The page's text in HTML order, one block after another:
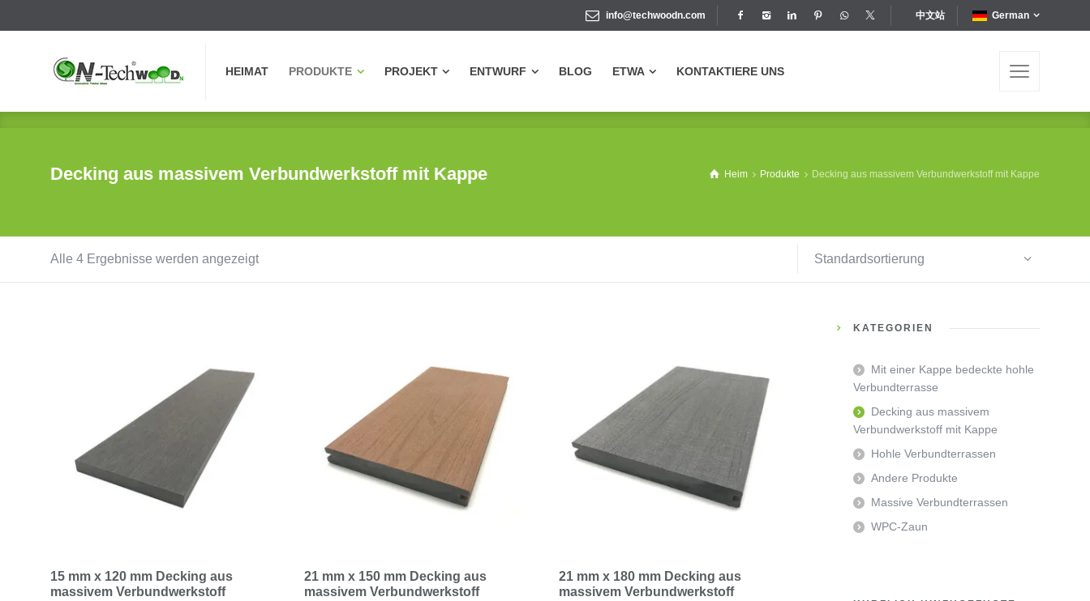
info@techwoodn.com 中文站 German
HEIMAT PRODUKTE PROJEKT ENTWURF BLOG ETWA KONTAKTIERE UNS
BLOG ETWA KONTAKTIERE UNS
Decking aus massivem Verbundwerkstoff mit Kappe Heim Produkte Decking aus massivem Verbundwerkstoff mit Kappe
Alle 4 Ergebnisse werden angezeigt Standardsortierung
15 mm x 120 mm Decking aus
massivem Verbundwerkstoff
21 mm x 150 mm Decking aus
massivem Verbundwerkstoff
21 mm x 180 mm Decking aus
massivem Verbundwerkstoff
KATEGORIEN
Mit einer Kappe bedeckte hohle
Verbundterrasse
Decking aus massivem
Verbundwerkstoff mit Kappe
Hohle Verbundterrassen
Andere Produkte
Massive Verbundterrassen
WPC-Zaun